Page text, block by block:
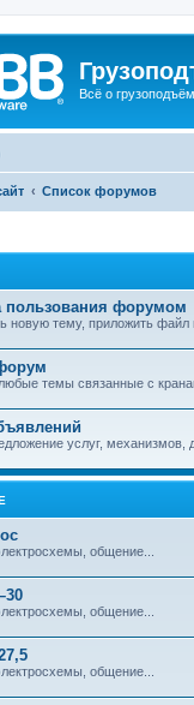
Всё о
Список форумов
пользования форумом
новую тему, приложить файл
темы связанные с
услуг, механизмов,
общение...
общение...
общение...